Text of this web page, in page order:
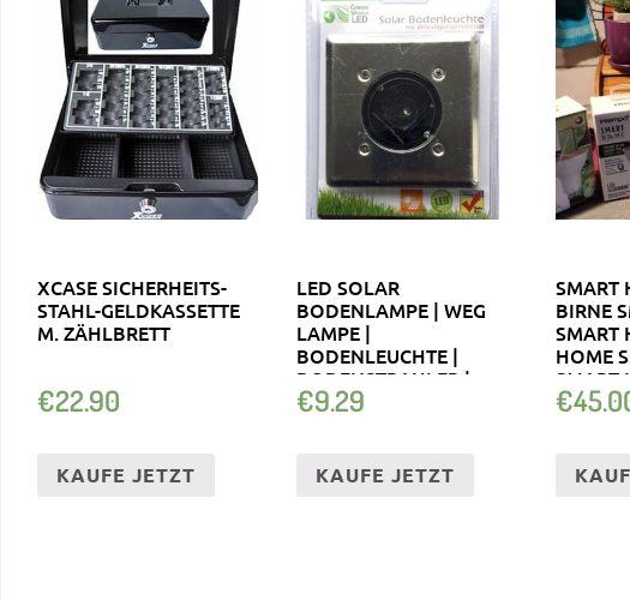
XCASE SICHERHEITS-
STAHL-GELDKASSETTE
M. ZÄHLBRETT
€22.90
KAUFE JETZT
LED SOLAR
BODENLAMPE | WEG
LAMPE |
BODENLEUCHTE |
BODENSTRAHLER |
SOLARLAMPE
€9.29
KAUFE JETZT
SMART
BIRNE
SMART
HOME
SMART
€